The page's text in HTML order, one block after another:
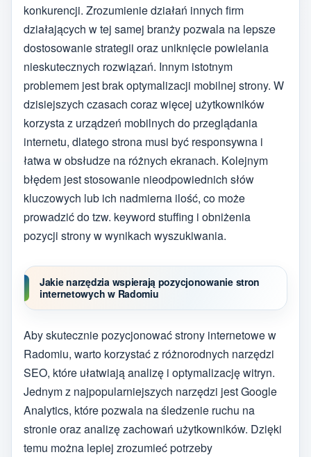
konkurencji. Zrozumienie działań innych firm
działających w tej samej branży pozwala na lepsze
dostosowanie strategii oraz uniknięcie powielania
nieskutecznych rozwiązań. Innym istotnym
problemem jest brak optymalizacji mobilnej strony. W
dzisiejszych czasach coraz więcej użytkowników
korzysta z urządzeń mobilnych do przeglądania
internetu, dlatego strona musi być responsywna i
łatwa w obsłudze na różnych ekranach. Kolejnym
błędem jest stosowanie nieodpowiednich słów
kluczowych lub ich nadmierna ilość, co może
prowadzić do tzw. keyword stuffing i obniżenia
pozycji strony w wynikach wyszukiwania.
Jakie narzędzia wspierają pozycjonowanie stron
internetowych w Radomiu
Aby skutecznie pozycjonować strony internetowe w
Radomiu, warto korzystać z różnorodnych narzędzi
SEO, które ułatwiają analizę i optymalizację witryn.
Jednym z najpopularniejszych narzędzi jest Google
Analytics, które pozwala na śledzenie ruchu na
stronie oraz analizę zachowań użytkowników. Dzięki
temu można lepiej zrozumieć potrzeby